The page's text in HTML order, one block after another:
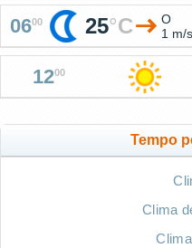
0600 25°C
O
1 m/s
1200
Tempo
Clima